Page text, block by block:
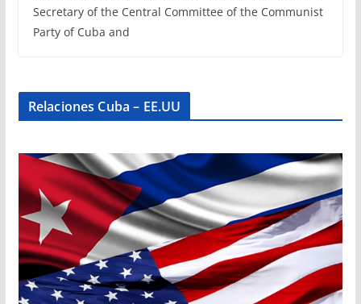
Secretary of the Central Committee of the Communist
Party of Cuba and
Relaciones Cuba – EE.UU